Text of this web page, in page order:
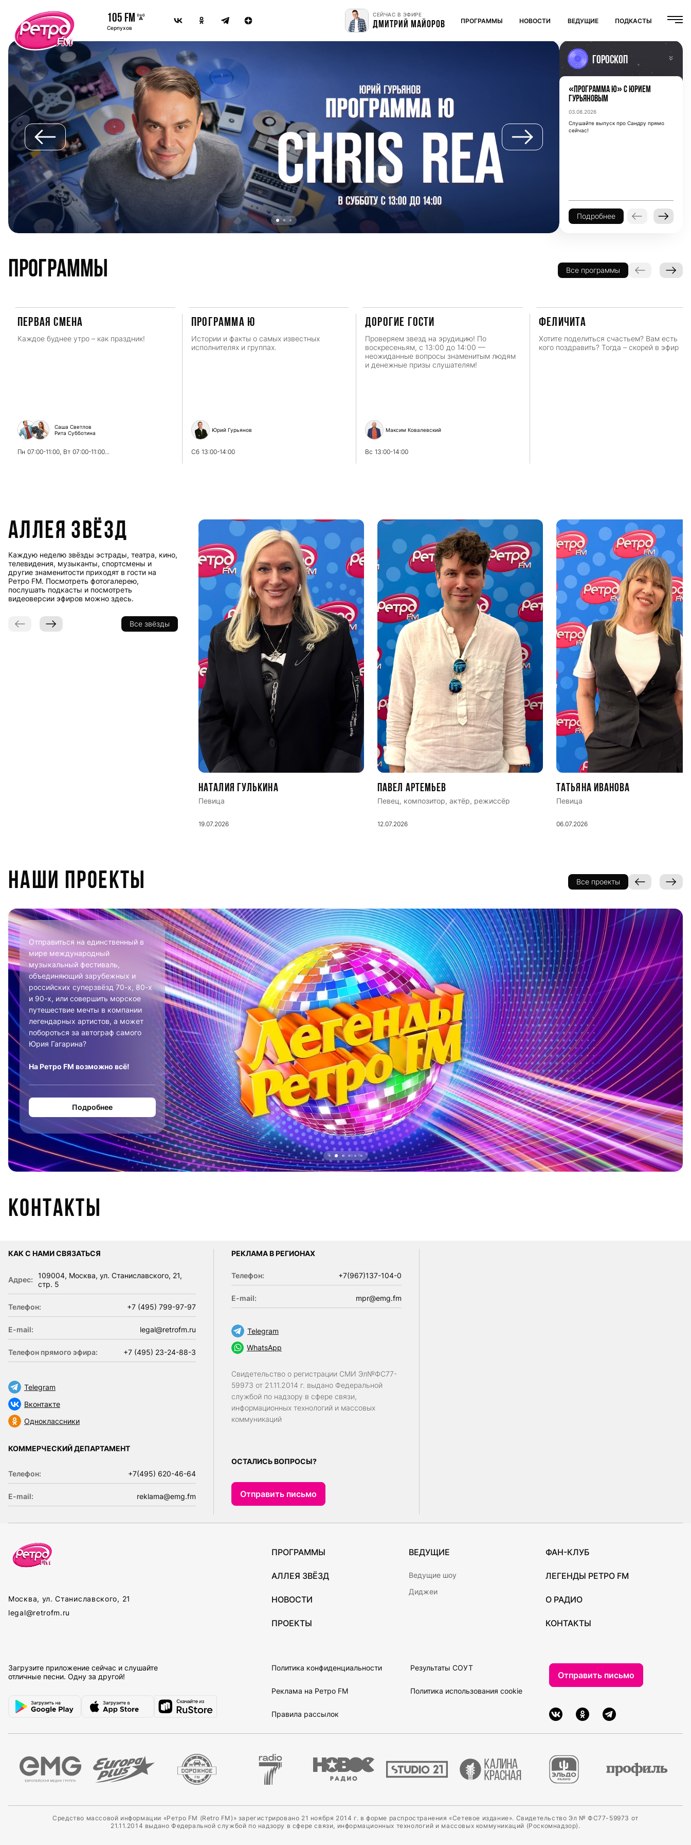
105 FM
Серпухов
СЕЙЧАС В ЭФИРЕ
ДМИТРИЙ МАЙОРОВ ПРОГРАММЫ НОВОСТИ ВЕДУЩИЕ ПОДКАСТЫ
Гороскоп
Овен (21/03 - 20/04)
знакомыми сегодня могут быть
особенно полезными.
«Программа Ю» с Юрием
Гурьяновым
03.08.2026
Слушайте выпуск про Сандру прямо
сейчас!
Подробнее
Программы Все программы
ПЕРВАЯ СМЕНА
Каждое буднее утро – как праздник!
Саша Светлов
Рита Субботина
Пн 07:00-11:00, Вт 07:00-11:00...
Программа Ю
Истории и факты о самых известных
исполнителях и группах.
Юрий Гурьянов
Сб 13:00-14:00
ДОРОГИЕ ГОСТИ
Проверяем звезд на эрудицию! По
воскресеньям, с 13:00 до 14:00 —
неожиданные вопросы знаменитым людям
и денежные призы слушателям!
Максим Ковалевский
Вс 13:00-14:00
ФЕЛИЧИТА
Хотите поделиться счастьем? Вам есть
кого поздравить? Тогда – скорей в эфир
Наталия Гулькина
Певица
19.07.2026
Павел Артемьев
Певец, композитор, актёр, режиссёр
12.07.2026
Татьяна Иванова
Певица
06.07.2026
Аллея звёзд
Каждую неделю звёзды эстрады, театра, кино,
телевидения, музыканты, спортсмены и
другие знаменитости приходят в гости на
Ретро FM. Посмотреть фотогалерею,
послушать подкасты и посмотреть
видеоверсии эфиров можно здесь.
Все звёзды
НАШИ ПРОЕКТЫ Все проекты
Отправиться на единственный в
мире международный
музыкальный фестиваль,
объединяющий зарубежных и
российских суперзвёзд 70-х, 80-х
и 90-х, или совершить морское
путешествие мечты в компании
легендарных артистов, а может
побороться за автограф самого
Юрия Гагарина?
На Ретро FM возможно всё!
Подробнее
Контакты
КАК С НАМИ СВЯЗАТЬСЯ
Адрес:
109004, Москва, ул. Станиславского, 21,
стр. 5
Телефон: +7 (495) 799-97-97
E-mail: legal@retrofm.ru
Телефон прямого эфира: +7 (495) 23-24-88-3
Telegram
Вконтакте
Одноклассники
КОММЕРЧЕСКИЙ ДЕПАРТАМЕНТ
Телефон: +7(495) 620-46-64
E-mail: reklama@emg.fm
РЕКЛАМА В РЕГИОНАХ
Телефон: +7(967)137-104-0
E-mail: mpr@emg.fm
Telegram
WhatsApp
Свидетельство о регистрации СМИ Эл№ФС77-
59973 от 21.11.2014 г. выдано Федеральной
службой по надзору в сфере связи,
информационных технологий и массовых
коммуникаций
ОСТАЛИСЬ ВОПРОСЫ?
Отправить письмо
Москва, ул. Станиславского, 21
legal@retrofm.ru
ПРОГРАММЫ
АЛЛЕЯ ЗВЁЗД
НОВОСТИ
ПРОЕКТЫ
ВЕДУЩИЕ
Ведущие шоу
Диджеи
ФАН-КЛУБ
ЛЕГЕНДЫ РЕТРО FM
О РАДИО
КОНТАКТЫ
Загрузите приложение сейчас и слушайте
отличные песни. Одну за другой!
Политика конфиденциальности
Реклама на Ретро FM
Правила рассылок
Результаты СОУТ
Политика использования cookie
Отправить письмо
Средство массовой информации «Ретро FM (Retro FM)» зарегистрировано 21 ноября 2014 г. в форме распространения «Сетевое издание». Свидетельство Эл № ФС77-59973 от
21.11.2014 выдано Федеральной службой по надзору в сфере связи, информационных технологий и массовых коммуникаций (Роскомнадзор).